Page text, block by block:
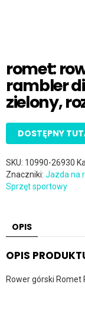
romet:
rambler
zielony,
DOSTĘPNY
SKU: 10990-26930
Znaczniki: Jazda na
Sprzęt sportowy
OPIS
OPIS
Rower górski Romet